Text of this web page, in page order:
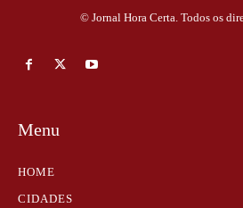
© Jornal Hora Certa. Todos os
Menu
HOME
CIDADES